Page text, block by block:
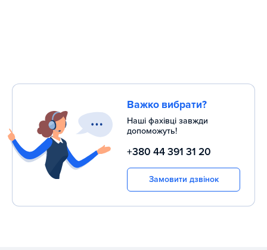
Важко вибрати?
Наші фахівці завжди
допоможуть!
+380 44 391 31 20
Замовити дзвінок